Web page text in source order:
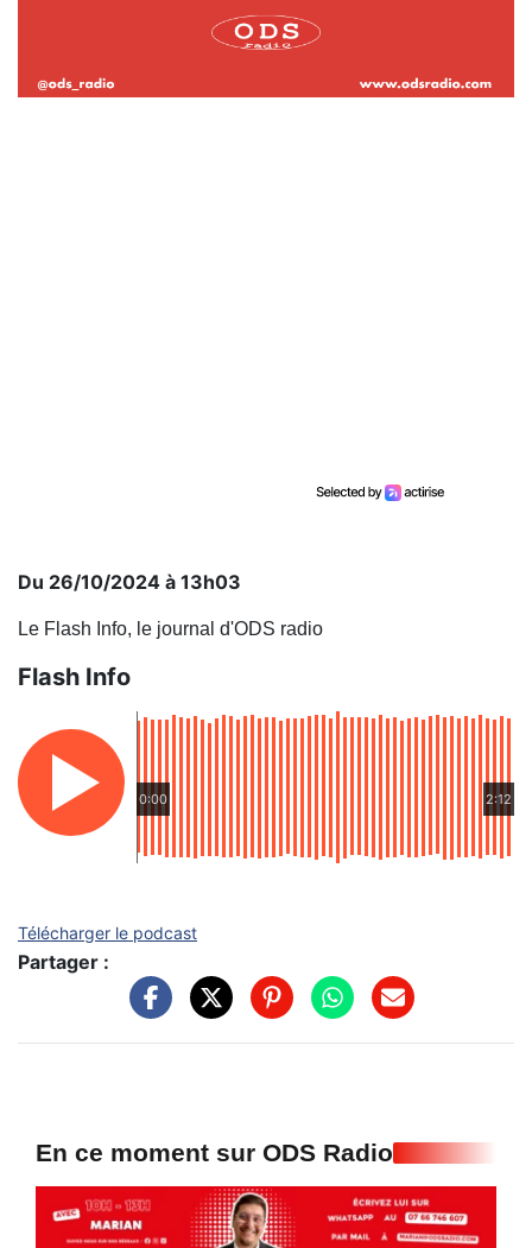
Du 26/10/2024 à 13h03
Le Flash Info, le journal d'ODS radio
Flash Info
0:00 2:12
Télécharger le podcast
Partager :
En ce moment sur ODS Radio